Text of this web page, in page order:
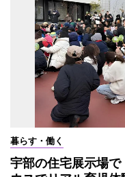
暮らす・働く
宇部の住宅展示場